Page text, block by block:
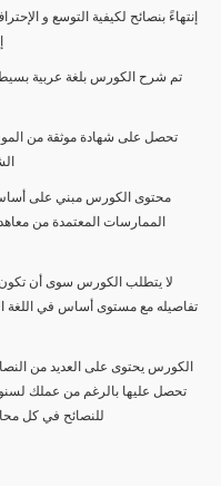
إنتهاءً بنصائح لكيفية التوسع و
تم شرح الكورس بلغة عربية
تحصل على شهادة موثقة من
محتوى الكورس مبني على
الممارسات المعتمدة من معاهد
لا يتطلب الكورس سوى أن تكون
تفاصيله مع مستوى أساس في اللغة
الكورس يحتوى على العديد من
تحصل عليها بالرغم من عملك
للنصائح في كل